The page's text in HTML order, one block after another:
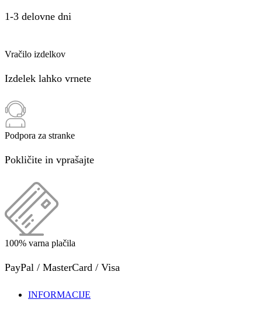
1-3 delovne dni
Vračilo izdelkov
Izdelek lahko vrnete
Podpora za stranke
Pokličite in vprašajte
100% varna plačila
PayPal / MasterCard / Visa
INFORMACIJE